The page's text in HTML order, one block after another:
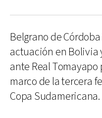
Belgrano de
actuación en Bolivia
ante Real Tomayapo
marco de la tercera
Copa Sudamericana.